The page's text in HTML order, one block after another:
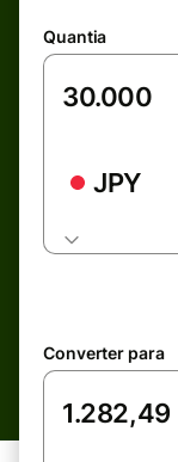
Quantia
JPY
Converter para